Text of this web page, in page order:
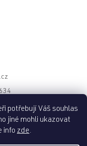
potřebují Váš souhlas
jiné mohli ukazovat
info zde.